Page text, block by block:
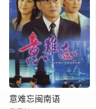
意难忘闽南语